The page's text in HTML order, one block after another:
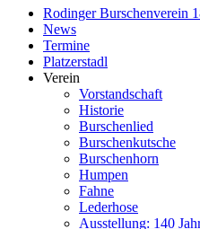
Rodinger Burschenverein
News
Termine
Platzerstadl
Verein
Vorstandschaft
Historie
Burschenlied
Burschenkutsche
Burschenhorn
Humpen
Fahne
Lederhose
Ausstellung: 140